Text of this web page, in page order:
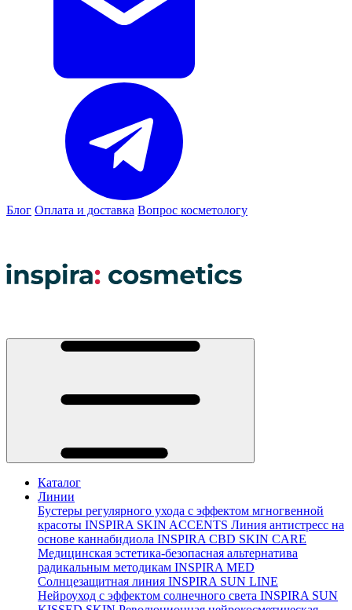
Блог Оплата и доставка Вопрос косметологу
Каталог
Линии
Бустеры регулярного ухода с эффектом мгногвенной
красоты INSPIRA SKIN ACCENTS Линия антистресс на
основе каннабидиола INSPIRA CBD SKIN CARE
Медицинская эстетика-безопасная альтернатива
радикальным методикам INSPIRA MED
Солнцезащитная линия INSPIRA SUN LINE
Нейроуход с эффектом солнечного света INSPIRA SUN